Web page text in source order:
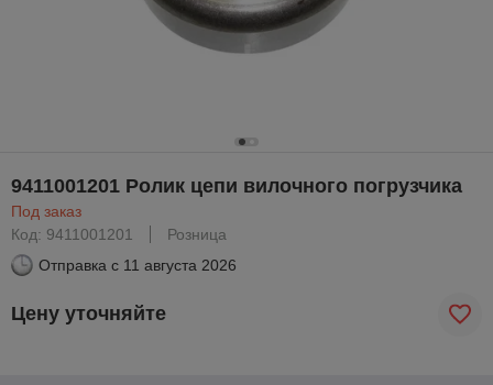
9411001201 Ролик цепи вилочного погрузчика
Под заказ
Код: 9411001201
Розница
Отправка с 11 августа 2026
Цену уточняйте